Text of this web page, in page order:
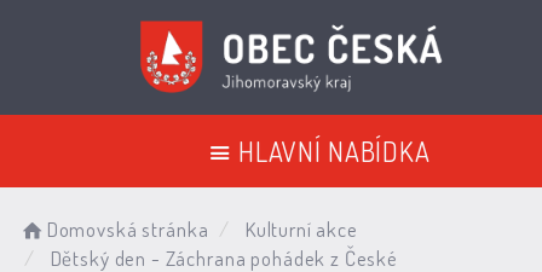
HLAVNÍ NABÍDKA
Domovská stránka
Kulturní akce
Dětský den - Záchrana pohádek z České